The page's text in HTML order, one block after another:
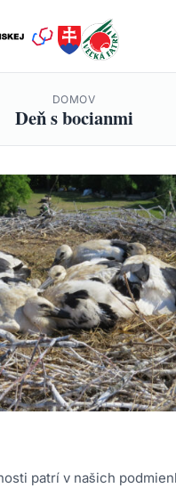
DOMOV
Deň s bocianmi
patrí v našich